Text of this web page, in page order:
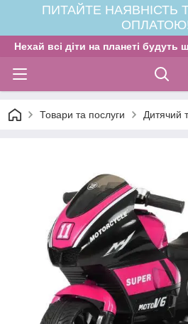
ПИТАЙТЕ НАЯВНІСТЬ
Нехай всі діти на планеті будуть
Товари та послуги Дитячий